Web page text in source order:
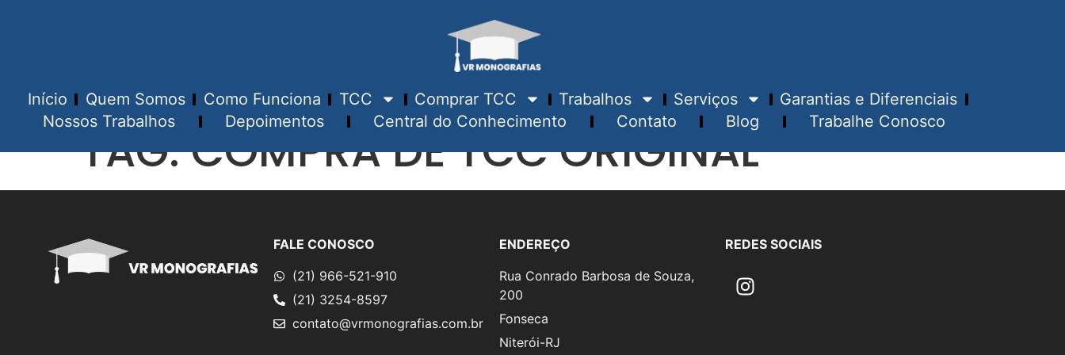
Início Quem Somos Como Funciona TCC Comprar TCC Trabalhos Serviços
Garantias e Diferenciais
Nossos Trabalhos
Depoimentos Central do Conhecimento Contato Blog Trabalhe Conosco
TAG:COMPRA DE TCC ORIGINAL
FALE CONOSCO
(21) 966-521-910
(21) 3254-8597
contato@vrmonografias.com.br
ENDEREÇO
Rua Conrado Barbosa de Souza,
200
Fonseca
Niterói-RJ
REDES SOCIAIS